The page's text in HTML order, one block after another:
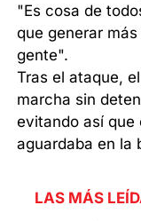
"Es cosa de
que generar
gente".
Tras el ataque,
marcha sin
evitando así que
aguardaba en la
LAS MÁS